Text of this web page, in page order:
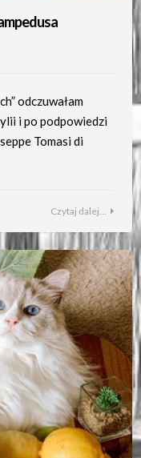
odczuwałam
i po podpowiedzi
Tomasi di
Czytaj dalej...